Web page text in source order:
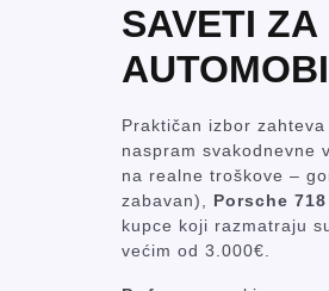
SAVETI
Praktičan izbor
naspram svakodnevne
na realne troškove –
zabavan), Porsche 718
kupce koji razmatraju
većim od 3.000€.